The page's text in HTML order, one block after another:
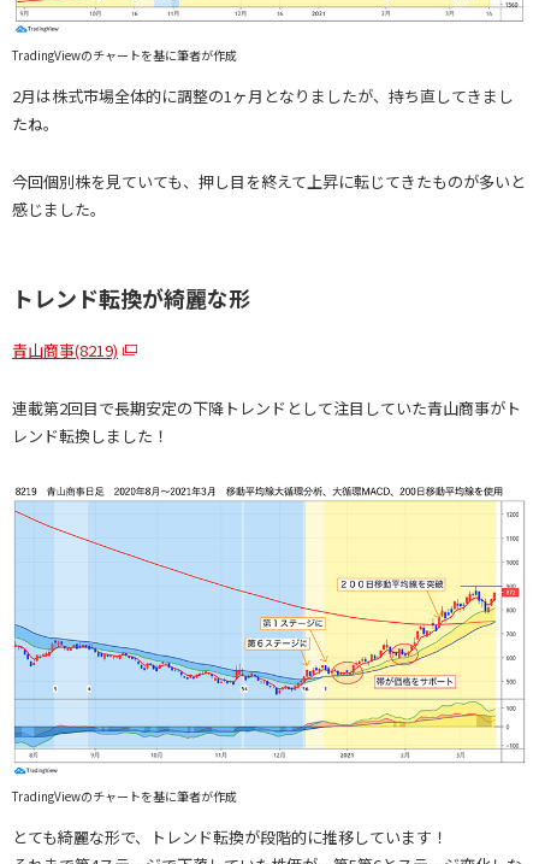
TradingViewのチャートを基に筆者が作成
2月は株式市場全体的に調整の1ヶ月となりましたが、持ち直してきまし
たね。
今回個別株を見ていても、押し目を終えて上昇に転じてきたものが多いと
感じました。
トレンド転換が綺麗な形
青山商事(8219)
連載第2回目で長期安定の下降トレンドとして注目していた青山商事がト
レンド転換しました！
TradingViewのチャートを基に筆者が作成
とても綺麗な形で、トレンド転換が段階的に推移しています！